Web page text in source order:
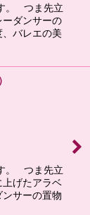
。 つま先立
ダンサーの
バレエの美
。 つま先立
げたアラベ
サーの置物